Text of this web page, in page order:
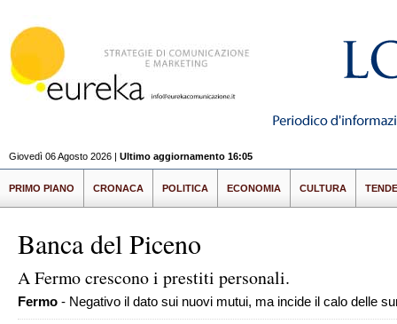
Giovedì 06 Agosto 2026 | Ultimo aggiornamento 16:05
PRIMO PIANO CRONACA POLITICA ECONOMIA CULTURA
Banca del Piceno
A Fermo crescono i prestiti personali.
Fermo - Negativo il dato sui nuovi mutui, ma incide il calo delle